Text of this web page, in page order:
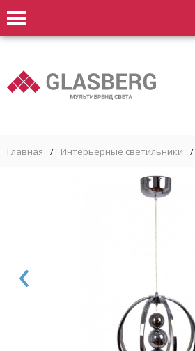
Главная / Интерьерные светильники /
‹